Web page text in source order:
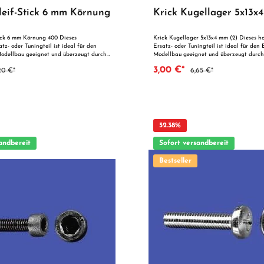
Stick 6 mm Körnung
6 mm Körnung 400 Dieses
oder Tuningteil ist ideal für den
geeignet und überzeugt durch
ist es optimal als Ersatzteil
€*
Krick Kugellager
Krick Kugellager 5x13x4 mm (2) Dieses
Ersatz- oder Tuningteil ist ideal für den
Modellbau geeignet und überzeugt
Passgenauigkeit ist es optimal als
Erwachsenen.
3,00 €* 6,65 €*
52.38%
Sofort versandbereit
Bestseller